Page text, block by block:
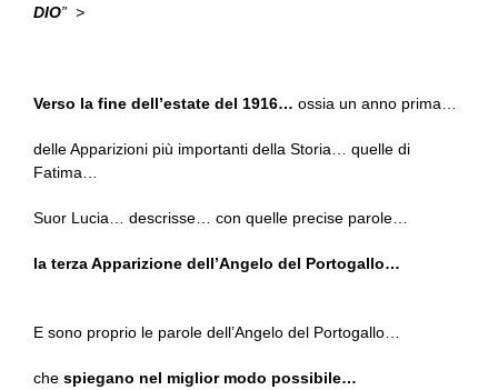
DIO” >
Verso la fine dell’estate del 1916… ossia un anno prima…
delle Apparizioni più importanti della Storia… quelle di
Fatima…
Suor Lucia… descrisse… con quelle precise parole…
la terza Apparizione dell’Angelo del Portogallo…
E sono proprio le parole dell’Angelo del Portogallo…
che spiegano nel miglior modo possibile…